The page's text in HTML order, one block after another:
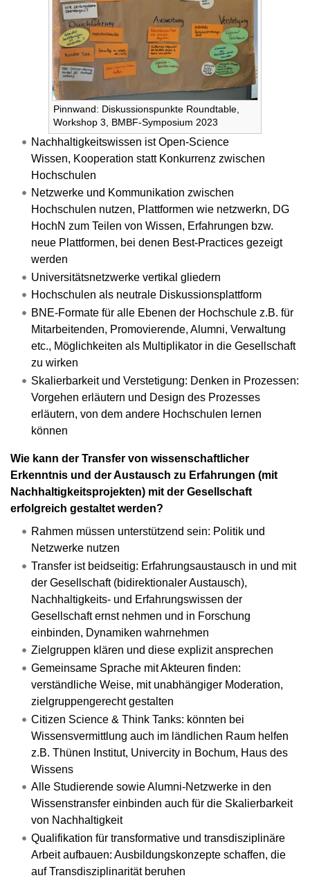
Pinnwand: Diskussionspunkte Roundtable,
Workshop 3, BMBF-Symposium 2023
Nachhaltigkeitswissen ist Open-Science
Wissen, Kooperation statt Konkurrenz zwischen
Hochschulen
Netzwerke und Kommunikation zwischen
Hochschulen nutzen, Plattformen wie netzwerkn, DG
HochN zum Teilen von Wissen, Erfahrungen bzw.
neue Plattformen, bei denen Best-Practices gezeigt
werden
Universitätsnetzwerke vertikal gliedern
Hochschulen als neutrale Diskussionsplattform
BNE-Formate für alle Ebenen der Hochschule z.B. für
Mitarbeitenden, Promovierende, Alumni, Verwaltung
etc., Möglichkeiten als Multiplikator in die Gesellschaft
zu wirken
Skalierbarkeit und Verstetigung: Denken in Prozessen:
Vorgehen erläutern und Design des Prozesses
erläutern, von dem andere Hochschulen lernen
können
Wie kann der Transfer von wissenschaftlicher
Erkenntnis und der Austausch zu Erfahrungen (mit
Nachhaltigkeitsprojekten) mit der Gesellschaft
erfolgreich gestaltet werden?
Rahmen müssen unterstützend sein: Politik und
Netzwerke nutzen
Transfer ist beidseitig: Erfahrungsaustausch in und mit
der Gesellschaft (bidirektionaler Austausch),
Nachhaltigkeits- und Erfahrungswissen der
Gesellschaft ernst nehmen und in Forschung
einbinden, Dynamiken wahrnehmen
Zielgruppen klären und diese explizit ansprechen
Gemeinsame Sprache mit Akteuren finden:
verständliche Weise, mit unabhängiger Moderation,
zielgruppengerecht gestalten
Citizen Science & Think Tanks: könnten bei
Wissensvermittlung auch im ländlichen Raum helfen
z.B. Thünen Institut, Univercity in Bochum, Haus des
Wissens
Alle Studierende sowie Alumni-Netzwerke in den
Wissenstransfer einbinden auch für die Skalierbarkeit
von Nachhaltigkeit
Qualifikation für transformative und transdisziplinäre
Arbeit aufbauen: Ausbildungskonzepte schaffen, die
auf Transdisziplinarität beruhen